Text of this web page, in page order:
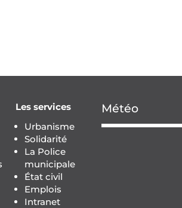
Les services
Urbanisme
Solidarité
La Police
municipale
État civil
Emplois
Intranet
Météo